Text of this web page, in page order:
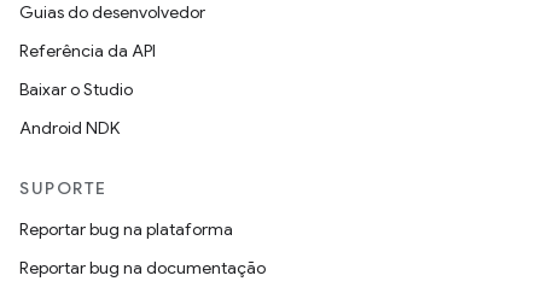
Guias do desenvolvedor
Referência da API
Baixar o Studio
Android NDK
SUPORTE
Reportar bug na plataforma
Reportar bug na documentação